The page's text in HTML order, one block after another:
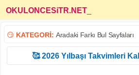
OKULONCESiTR.NET
😏 KATEGORİ: Aradaki Farkı Bul Sayfaları
🥰 2026 Yılbaşı Takvimleri